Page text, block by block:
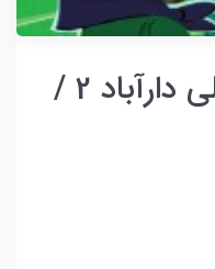
مجیدو بارسا و تیم ملی دارآباد 2 /